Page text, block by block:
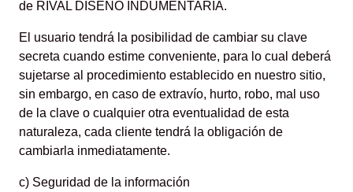
de RIVAL DISEÑO INDUMENTARIA.
El usuario tendrá la posibilidad de cambiar su clave
secreta cuando estime conveniente, para lo cual deberá
sujetarse al procedimiento establecido en nuestro sitio,
sin embargo, en caso de extravío, hurto, robo, mal uso
de la clave o cualquier otra eventualidad de esta
naturaleza, cada cliente tendrá la obligación de
cambiarla inmediatamente.
c) Seguridad de la información